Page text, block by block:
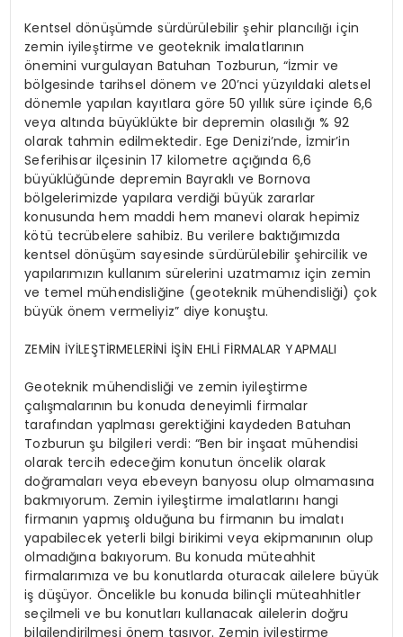
Kentsel dönüşümde sürdürülebilir şehir plancılığı için
zemin iyileştirme ve geoteknik imalatlarının
önemini vurgulayan Batuhan Tozburun, “İzmir ve
bölgesinde tarihsel dönem ve 20’nci yüzyıldaki aletsel
dönemle yapılan kayıtlara göre 50 yıllık süre içinde 6,6
veya altında büyüklükte bir depremin olasılığı % 92
olarak tahmin edilmektedir. Ege Denizi’nde, İzmir’in
Seferihisar ilçesinin 17 kilometre açığında 6,6
büyüklüğünde depremin Bayraklı ve Bornova
bölgelerimizde yapılara verdiği büyük zararlar
konusunda hem maddi hem manevi olarak hepimiz
kötü tecrübelere sahibiz. Bu verilere baktığımızda
kentsel dönüşüm sayesinde sürdürülebilir şehircilik ve
yapılarımızın kullanım sürelerini uzatmamız için zemin
ve temel mühendisliğine (geoteknik mühendisliği) çok
büyük önem vermeliyiz” diye konuştu.
ZEMİN İYİLEŞTİRMELERİNİ İŞİN EHLİ FİRMALAR YAPMALI
Geoteknik mühendisliği ve zemin iyileştirme
çalışmalarının bu konuda deneyimli firmalar
tarafından yaplması gerektiğini kaydeden Batuhan
Tozburun şu bilgileri verdi: “Ben bir inşaat mühendisi
olarak tercih edeceğim konutun öncelik olarak
doğramaları veya ebeveyn banyosu olup olmamasına
bakmıyorum. Zemin iyileştirme imalatlarını hangi
firmanın yapmış olduğuna bu firmanın bu imalatı
yapabilecek yeterli bilgi birikimi veya ekipmanının olup
olmadığına bakıyorum. Bu konuda müteahhit
firmalarımıza ve bu konutlarda oturacak ailelere büyük
iş düşüyor. Öncelikle bu konuda bilinçli müteahhitler
seçilmeli ve bu konutları kullanacak ailelerin doğru
bilgilendirilmesi önem taşıyor. Zemin iyileştirme